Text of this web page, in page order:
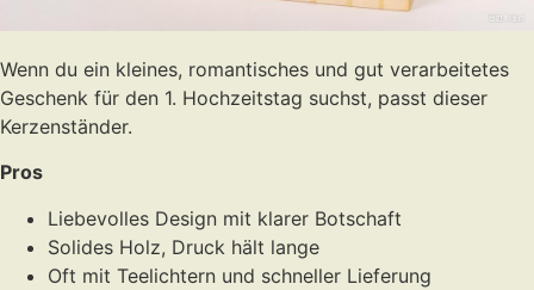
Wenn du ein kleines, romantisches und gut verarbeitetes
Geschenk für den 1. Hochzeitstag suchst, passt dieser
Kerzenständer.
Pros
Liebevolles Design mit klarer Botschaft
Solides Holz, Druck hält lange
Oft mit Teelichtern und schneller Lieferung